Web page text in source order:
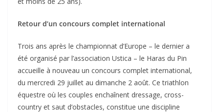
Retour d’un concours complet international
Trois ans après le championnat d’Europe – le dernier a
été organisé par l’association Ustica – le Haras du Pin
accueille à nouveau un concours complet international,
du mercredi 29 juillet au dimanche 2 août. Ce triathlon
équestre où les couples enchaînent dressage, cross-
country et saut d’obstacles, constitue une discipline